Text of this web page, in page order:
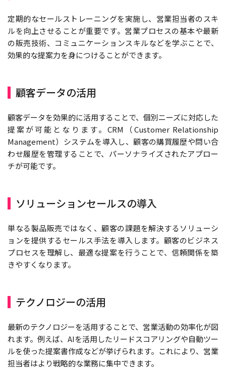
定期的なセールストレーニングを実施し、営業担当者のスキ
ルを向上させることが重要です。営業プロセスの基本や最新
の販売技術、コミュニケーションスキルなどを学ぶことで、
効果的な提案力を身につけることができます。
顧客データの活用
顧客データを効果的に活用することで、個別ニーズに対応した
提案が可能となります。CRM（Customer Relationship
Management）システムを導入し、顧客の購買履歴や問い合
わせ履歴を管理することで、パーソナライズされたアプロー
チが可能です。
ソリューションセールスの導入
単なる製品販売ではなく、顧客の課題を解決するソリューシ
ョンを提供するセールス手法を導入します。顧客のビジネス
プロセスを理解し、最適な提案を行うことで、信頼関係を築
きやすくなります。
テクノロジーの活用
最新のテクノロジーを活用することで、営業活動の効率化が図
れます。例えば、AIを活用したリードスコアリングや自動ツー
ルを使った提案書作成などが挙げられます。これにより、営業
担当者はより戦略的な業務に集中できます。